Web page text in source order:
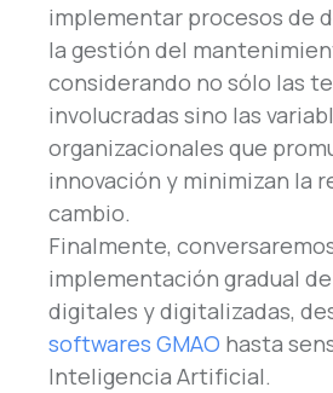
implementar procesos de
la gestión del
considerando no sólo las
involucradas sino las
organizacionales que
innovación y minimizan la
cambio.
Finalmente,
implementación gradual
digitales y digitalizadas,
softwares GMAO hasta
Inteligencia Artificial.